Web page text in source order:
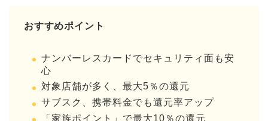
おすすめポイント
ナンバーレスカードでセキュリティ面も安
心
対象店舗が多く、最大5％の還元
サブスク、携帯料金でも還元率アップ
「家族ポイント」で最大10％の還元